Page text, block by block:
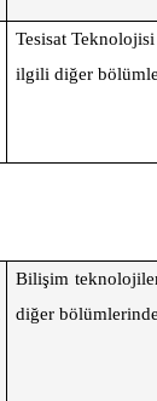
Tesisat
ilgili diğer
Bilişim
diğer